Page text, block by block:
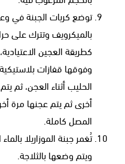
توضع كريات الجبنة في
بالميكرويف وتترك على
كطريقة العجين
وفوقها قفازات
الحليب أثناء العجن، ثم
أخرى ثم يتم عجنها مرة
المصل كاملة.
تُغمر جبنة الموزاريلا
ويتم وضعها بالثلاجة.